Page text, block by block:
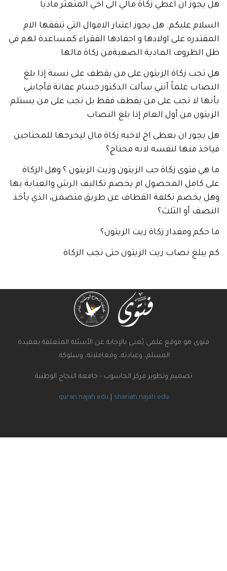
ان اعطي زكاة مالي الى اخي المتعثر ماديا
عليكم. هل يجوز اعتبار الاموال التي تنفقها الام
على اولادها و احفادها الفقراء كمساعدة لهم في
المادية الصعبةمن زكاة مالها
زكاة الزيتون على من يقطف على نسبة إذا بلغ
علماً أنني سألت الدكتور حسام عفانة فأجابني
لا تجب على من يقطف فقط بل تجب على من يستلم
من أول العام إذا بلغ النصاب
ان يعطى اخ لاخيه زكاة مال ليخرجها للمحتاجين
منها لنفسه لانه محتاج؟
فتوى زكاة حب الزيتون وزيت الزيتون ؟ وهل الزكاة
المحصول ام يخصم تكاليف الرش والعناية بها
تكلفة القطاف عن طريق متضمن، الذي يأخذ
أو الثلث؟
ومقدار زكاة زيت الزيتون؟
نصاب زيت الزيتون حتى تجب الزكاة
هو موقع علمي يُعنى بالإجابة عن الأسئلة المتعلقة بعقيدة
المسلم، وعبادته، ومعاملاته، وسلوكه.
تصميم وتطوير مركز الحاسوب - جامعة النجاح الوطنية
quran.najah.edu|shariah.najah.edu